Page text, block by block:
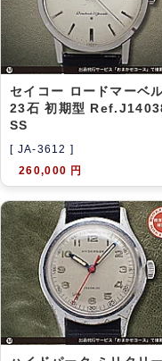
セイコー ロードマーベ
23石 初期型
SS
[ JA-3612 ]
260,000 円